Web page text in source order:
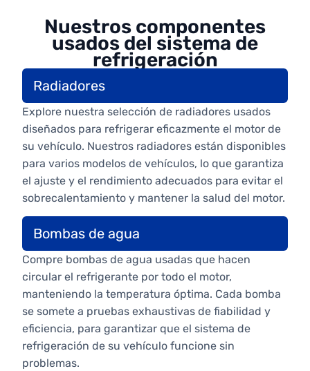
Nuestros componentes
usados del sistema de
refrigeración
Radiadores
Explore nuestra selección de radiadores usados
diseñados para refrigerar eficazmente el motor de
su vehículo. Nuestros radiadores están disponibles
para varios modelos de vehículos, lo que garantiza
el ajuste y el rendimiento adecuados para evitar el
sobrecalentamiento y mantener la salud del motor.
Bombas de agua
Compre bombas de agua usadas que hacen
circular el refrigerante por todo el motor,
manteniendo la temperatura óptima. Cada bomba
se somete a pruebas exhaustivas de fiabilidad y
eficiencia, para garantizar que el sistema de
refrigeración de su vehículo funcione sin
problemas.